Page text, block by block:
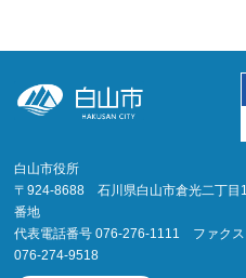
白山市役所
〒924-8688 石川県白山市倉光二丁目1
番地
代表電話番号 076-276-1111 ファクス
076-274-9518